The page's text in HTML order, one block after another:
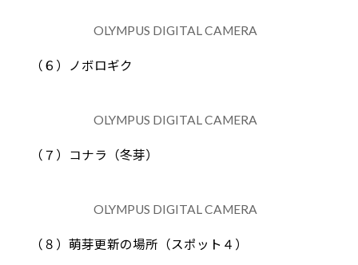
OLYMPUS DIGITAL CAMERA
（６）ノボロギク
OLYMPUS DIGITAL CAMERA
（７）コナラ（冬芽）
OLYMPUS DIGITAL CAMERA
（８）萌芽更新の場所（スポット４）